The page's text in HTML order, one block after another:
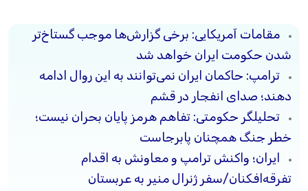
مقامات آمریکایی: برخی گزارش‌ها موجب گستاخ‌تر
شدن حکومت ایران خواهد شد
ترامپ: حاکمان ایران نمی‌توانند به این روال ادامه
دهند؛ صدای انفجار در قشم
تحلیلگر حکومتی: تفاهم هرمز پایان بحران نیست؛
خطر جنگ همچنان پابرجاست
ایران؛ واکنش ترامپ و معاونش به اقدام
تفرقه‌افکنان/سفر ژنرال منیر به عربستان